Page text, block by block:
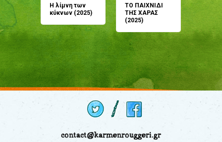
Η λίμνη των
κύκνων (2025)
ΤΟ ΠΑΙΧΝΙΔΙ
ΤΗΣ ΧΑΡΑΣ
(2025)
μου;
(2024)
contact@karmenrouggeri.gr